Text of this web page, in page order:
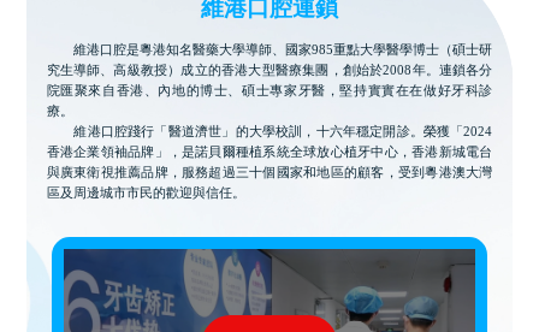
維港口腔連鎖
維港口腔是粵港知名醫藥大學導師、國家985重點大學醫學博士（碩士研
究生導師、高級教授）成立的香港大型醫療集團，創始於2008年。連鎖各分
院匯聚來自香港、內地的博士、碩士專家牙醫，堅持實實在在做好牙科診
療。
維港口腔踐行「醫道濟世」的大學校訓，十六年穩定開診。榮獲「2024
香港企業領袖品牌」，是諾貝爾種植系統全球放心植牙中心，香港新城電台
與廣東衛視推薦品牌，服務超過三十個國家和地區的顧客，受到粵港澳大灣
區及周邊城市市民的歡迎與信任。